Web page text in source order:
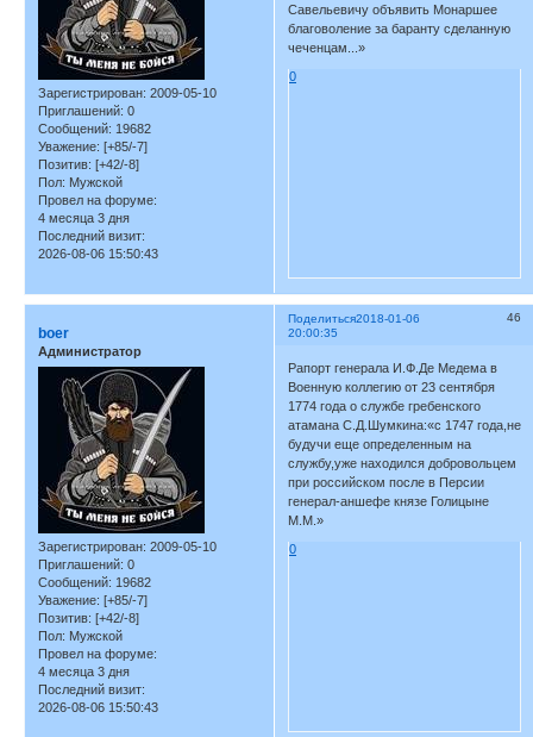
Зарегистрирован: 2009-05-10
Приглашений: 0
Сообщений: 19682
Уважение: [+85/-7]
Позитив: [+42/-8]
Пол: Мужской
Провел на форуме:
4 месяца 3 дня
Последний визит:
2026-08-06 15:50:43
Савельевичу объявить Монаршее
благоволение за баранту сделанную
чеченцам...»
0
Поделиться 46
2018-01-06
20:00:35
boer
Администратор
Зарегистрирован: 2009-05-10
Приглашений: 0
Сообщений: 19682
Уважение: [+85/-7]
Позитив: [+42/-8]
Пол: Мужской
Провел на форуме:
4 месяца 3 дня
Последний визит:
2026-08-06 15:50:43
Рапорт генерала И.Ф.Де Медема в
Военную коллегию от 23 сентября
1774 года о службе гребенского
атамана С.Д.Шумкина:«с 1747 года,не
будучи еще определенным на
службу,уже находился добровольцем
при российском после в Персии
генерал-аншефе князе Голицыне
М.М.»
0